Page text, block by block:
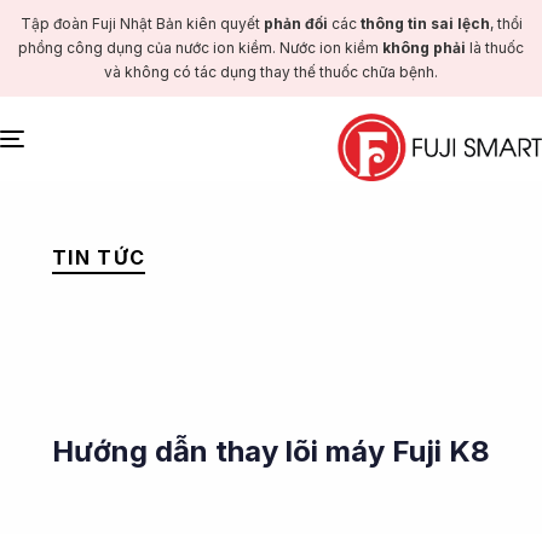
Tập đoàn Fuji Nhật Bản kiên quyết phản đối các thông tin sai lệch, thổi
phồng công dụng của nước ion kiềm. Nước ion kiềm không phải là thuốc
và không có tác dụng thay thế thuốc chữa bệnh.
Toggle
TIN TỨC
Hướng dẫn thay lõi máy Fuji K8